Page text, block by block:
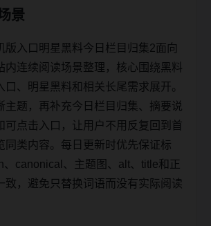
景
版入口明星黑料今日栏目归集2面向
内连续阅读场景整理，核心围绕黑料
口、明星黑料和相关长尾需求展开。
主题，再补充今日栏目归集、摘要说
可点击入口，让用户不用反复回到首
同类内容。每日更新时优先保证标
、canonical、主题图、alt、title和正
致，避免只替换词语而没有实际阅读